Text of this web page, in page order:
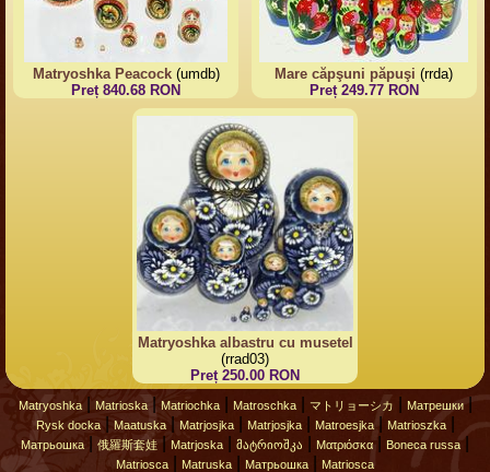
Matryoshka Peacock(umdb)
Preț 840.68 RON
Mare căpşuni păpuşi (rrda)
Preț 249.77 RON
Matryoshka albastru cu musetel
(rrad03)
Preț 250.00 RON
Matryoshka| Matrioska| Matriochka| Matroschka| マトリョーシカ Матрешки|
Rysk docka| Maatuska| Matrjosjka| Matrjosjka| Matroesjka| Matrioszka|
Матрьошка 俄羅斯套娃 Matrjoska მატრიოშკა Ματριόσκα Boneca russa
Matriosca Matruska Матрьошка Matriosca